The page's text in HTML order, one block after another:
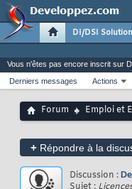
DI/DSI
Vous n'êtes pas encore inscrit sur
Derniers messages
Actions
Forum Emploi et
+ Répondre à la
Discussion :